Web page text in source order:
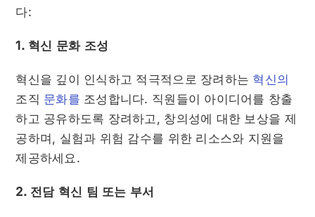
다:
1. 혁신 문화 조성
혁신을 깊이 인식하고 적극적으로 장려하는 혁신의
조직 문화를 조성합니다. 직원들이 아이디어를 창출
하고 공유하도록 장려하고, 창의성에 대한 보상을 제
공하며, 실험과 위험 감수를 위한 리소스와 지원을
제공하세요.
2. 전담 혁신 팀 또는 부서